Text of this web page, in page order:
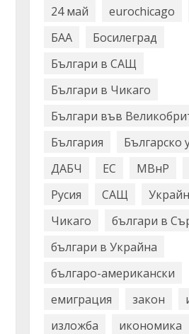
24 май eurochicago
БАА
Босилеград
Българи в САЩ
Българи в Чикаго
Българи във
България
Българско
ДАБЧ
ЕС МВнР
Русия
САЩ
Чикаго
българи в
българи в Украйна
българо-американски
емиграция
закон
изложба
икономика